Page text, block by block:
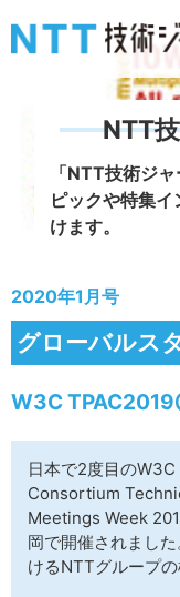
NTT
「NTT技術ジ
ピックや特集
けます。
2020年1月号
グローバルス
W3C
日本で2度目の
Consortium
Meetings Week
岡で開催されまし
けるNTTグループの